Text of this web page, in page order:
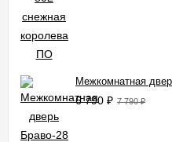
Межкомнатная
6 790 ₽ 7 790₽